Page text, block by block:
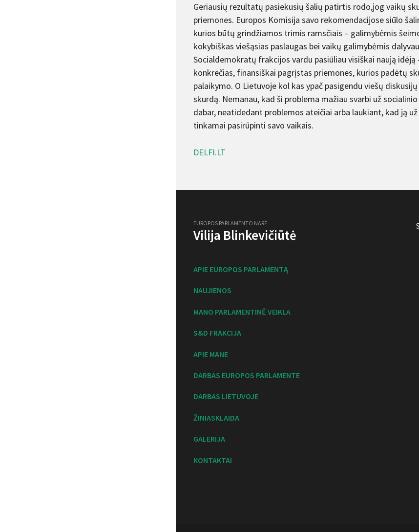
Geriausių rezultatų pasiekusių šalių patirtis rodo,jog vaikų
priemones. Europos Komisija savo rekomendacijose siūlo
kurios būtų grindžiamos trimis ramsčiais – galimybėmis
kokybiškas viešąsias paslaugas bei vaikų galimybėmis
Socialdemokratų frakcijos vardu pasiūliau visiškai naują
konkrečias, finansiškai pagrįstas priemones, kurios padėtų
palaikymo. O Lietuvoje kol kas ypač pasigendu viešų
skurdą. Nemanau, kad ši problema mažiau svarbi už
dabar, neatidedant problemos ateičiai arba laukiant, kad ją
tinkamai pasirūpinti savo vaikais.
DELFI.LT
EUROPOS PARLAMENTO NARĖ
Vilija Blinkevičiūtė
APIE EUROPOS PARLAMENTĄ
NAUJIENOS
MANO PARLAMENTINĖ VEIKLA
S&D FRAKCIJA
APIE MANE
DARBAS EUROPOS PARLAMENTE
DARBAS LIETUVOJE
ŽINIASKLAIDA
GALERIJA
KONTAKTAI